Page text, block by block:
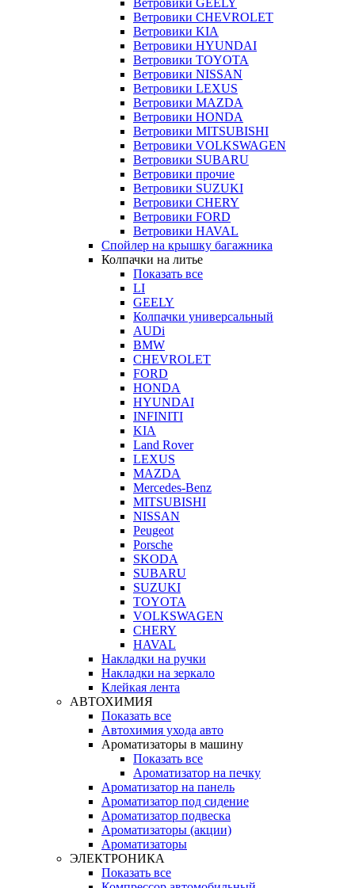
Ветровики GEELY
Ветровики CHEVROLET
Ветровики KIA
Ветровики HYUNDAI
Ветровики TOYOTA
Ветровики NISSAN
Ветровики LEXUS
Ветровики MAZDA
Ветровики HONDA
Ветровики MITSUBISHI
Ветровики VOLKSWAGEN
Ветровики SUBARU
Ветровики прочие
Ветровики SUZUKI
Ветровики CHERY
Ветровики FORD
Ветровики HAVAL
Спойлер на крышку багажника
Колпачки на литье
Показать все
LI
GEELY
Колпачки универсальный
AUDi
BMW
CHEVROLET
FORD
HONDA
HYUNDAI
INFINITI
KIA
Land Rover
LEXUS
MAZDA
Mercedes-Benz
MITSUBISHI
NISSAN
Peugeot
Porsche
SKODA
SUBARU
SUZUKI
TOYOTA
VOLKSWAGEN
CHERY
HAVAL
Накладки на ручки
Накладки на зеркало
Клейкая лента
АВТОХИМИЯ
Показать все
Автохимия ухода авто
Ароматизаторы в машину
Показать все
Ароматизатор на печку
Ароматизатор на панель
Ароматизатор под сидение
Ароматизатор подвеска
Ароматизаторы (акции)
Ароматизаторы
ЭЛЕКТРОНИКА
Показать все